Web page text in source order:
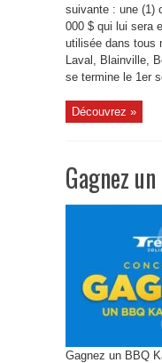
suivante : une (1)
000 $ qui lui sera
utilisée dans tous
Laval, Blainville,
se termine le 1er
Découvrez »
Gagnez
Gagnez un BBQ